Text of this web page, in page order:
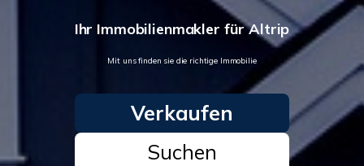
Ihr Immobilienmakler für Altrip
Mit uns finden sie die richtige Immobilie
Verkaufen
Suchen